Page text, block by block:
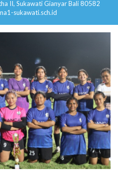
II, SukawatiGianyar Bali 80582
sukawati.sch.id